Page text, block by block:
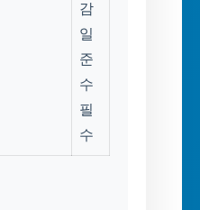
감
일
준
수
필
수